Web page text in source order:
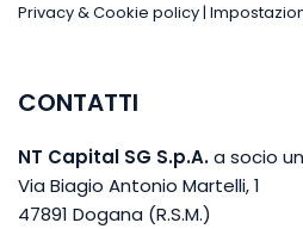
Privacy & Cookie policy |
CONTATTI
NT Capital SG S.p.A.a socio
Via Biagio Antonio Martelli, 1
47891 Dogana (R.S.M.)